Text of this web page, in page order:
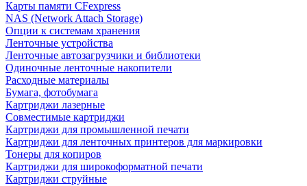
Карты памяти CFexpress
NAS (Network Attach Storage)
Опции к системам хранения
Ленточные устройства
Ленточные автозагрузчики и библиотеки
Одиночные ленточные накопители
Расходные материалы
Бумага, фотобумага
Картриджи лазерные
Совместимые картриджи
Картриджи для промышленной печати
Картриджи для ленточных принтеров для маркировки
Тонеры для копиров
Картриджи для широкоформатной печати
Картриджи струйные